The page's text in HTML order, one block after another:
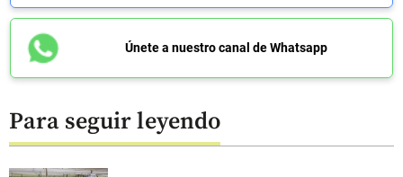
Únete a nuestro canal de Whatsapp
Para seguir leyendo